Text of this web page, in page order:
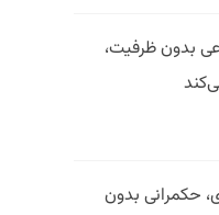
بدون ظرفیت،
حکمرانی بدون